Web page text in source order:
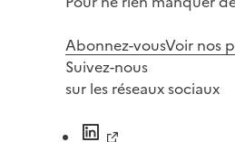
Abonnez-vousVoir nos
Suivez-nous
sur les réseaux sociaux